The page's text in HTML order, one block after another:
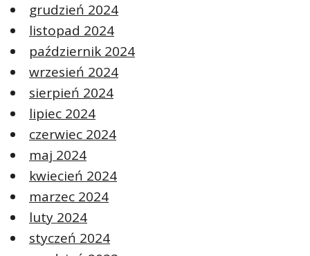
grudzień 2024
listopad 2024
październik 2024
wrzesień 2024
sierpień 2024
lipiec 2024
czerwiec 2024
maj 2024
kwiecień 2024
marzec 2024
luty 2024
styczeń 2024